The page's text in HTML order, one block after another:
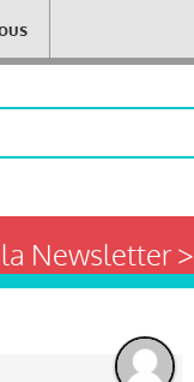
la Newsletter >